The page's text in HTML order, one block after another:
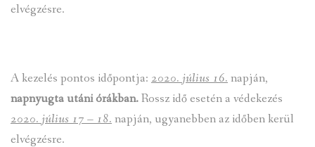
TELEPÜLÉSIKÉPVISELŐI VAGYONNYILATKOZATOK – 2026.
VAGYONNYILATKOZATA – 2026. ÉV
elvégzésre.
A kezelés pontos időpontja: 2020. július 16.napján,
napnyugta utáni órákban.Rossz idő esetén a védekezés
2020. július 17 – 18.napján, ugyanebben az időben kerül
elvégzésre.